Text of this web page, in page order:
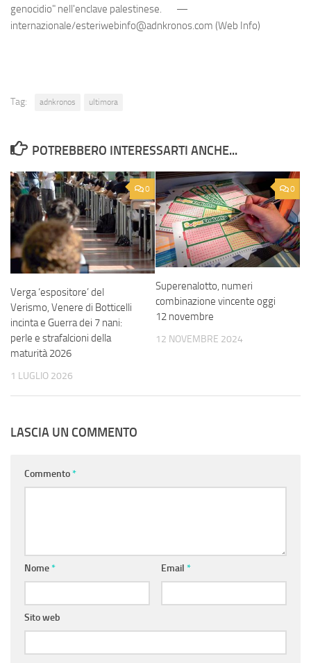
genocidio" nell'enclave palestinese. —
internazionale/esteriwebinfo@adnkronos.com (Web Info)
Tag: adnkronos ultimora
POTREBBERO INTERESSARTI ANCHE...
0
Verga ‘espositore’ del
Verismo, Venere di Botticelli
incinta e Guerra dei 7 nani:
perle e strafalcioni della
maturità 2026
1 LUGLIO 2026
0
Superenalotto, numeri
combinazione vincente oggi
12 novembre
12 NOVEMBRE 2024
LASCIA UN COMMENTO
Commento*
Nome* Email *
Sito web